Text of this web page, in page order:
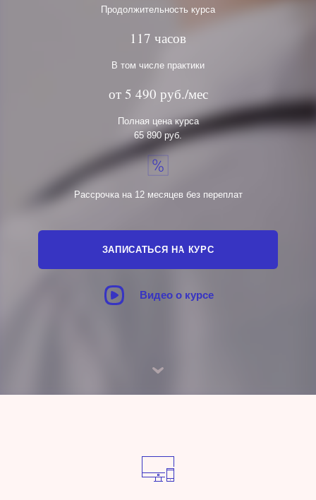
Продолжительность курса
117 часов
В том числе практики
от 5 490 руб./мес
Полная цена курса
65 890 руб.
Рассрочка на 12 месяцев без переплат
ЗАПИСАТЬСЯ НА КУРС
Видео о курсе